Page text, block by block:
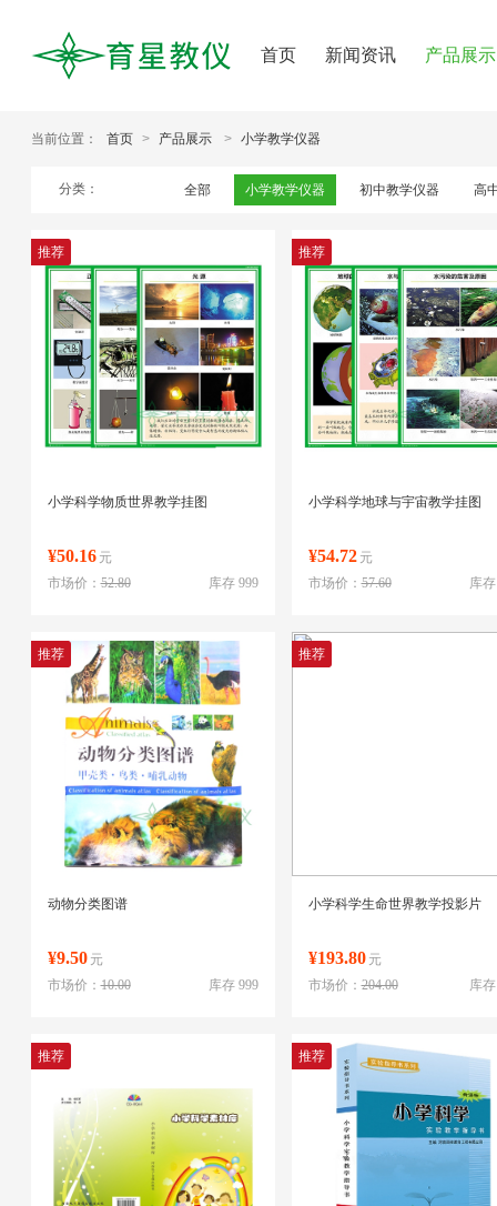
首页 新闻资讯 产品展示
当前位置： 首页 > 产品展示 > 小学教学仪器
分类： 全部 小学教学仪器 初中教学仪器 高
推荐
小学科学物质世界教学挂图
¥50.16 元
库存 999
市场价：52.80
推荐
小学科学地球与宇宙教学挂图
¥54.72 元
库
市场价：57.60
推荐
动物分类图谱
¥9.50 元
库存 999
市场价：10.00
推荐
小学科学生命世界教学投影片
¥193.80 元
库
市场价：204.00
推荐 推荐